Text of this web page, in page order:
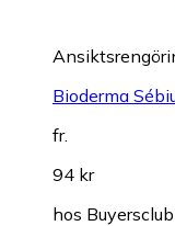
Bioderma
fr.
94 kr
hos Buyersclub